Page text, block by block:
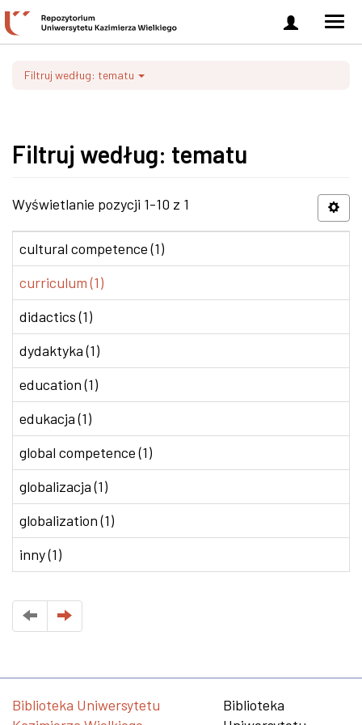
Zaloguj
się
Filtruj według: tematu
Filtruj według: tematu
Wyświetlanie pozycji 1-10 z 1
cultural competence (1)
curriculum (1)
didactics (1)
dydaktyka (1)
education (1)
edukacja (1)
global competence (1)
globalizacja (1)
globalization (1)
inny (1)
Biblioteka Uniwersytetu
Biblioteka